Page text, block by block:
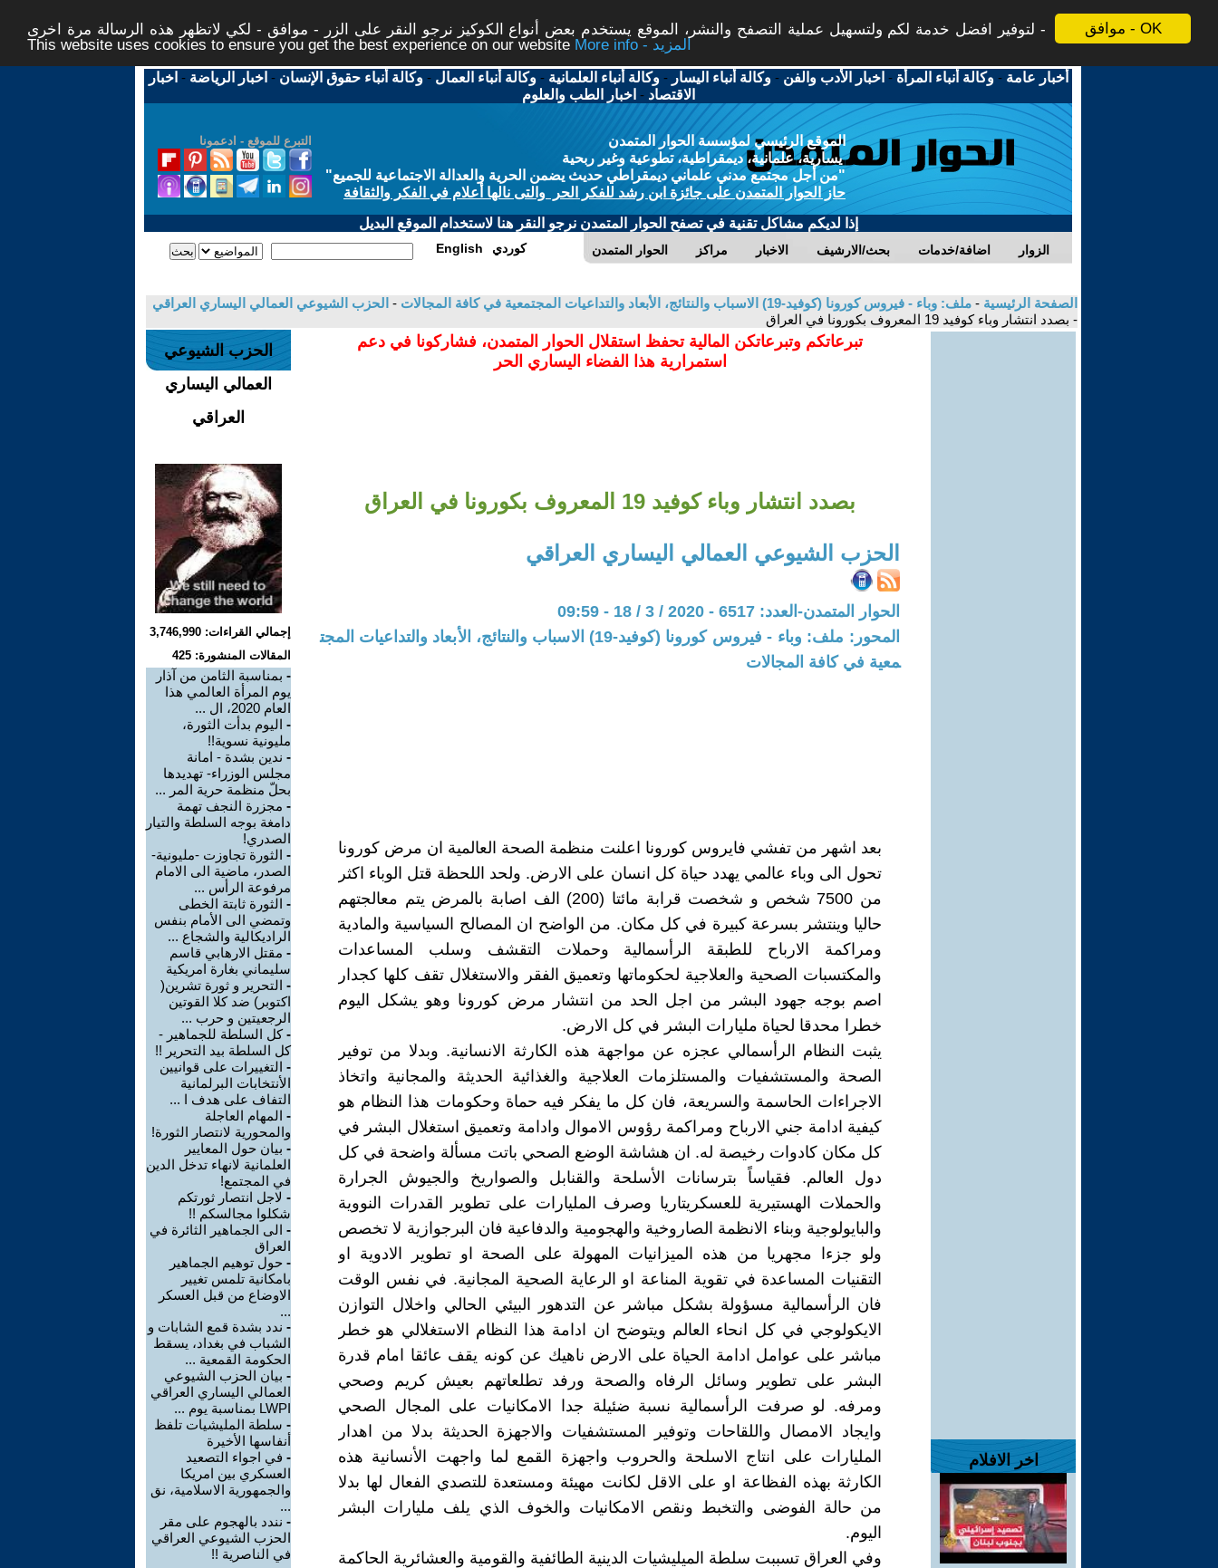
موافق - OK
لتوفير افضل خدمة لكم ولتسهيل عملية التصفح والنشر، الموقع يستخدم بعض أنواع الكوكيز نرجو النقر على الزر - موافق - لكي لاتظهر هذه الرسالة مرة اخرى -
This website uses cookies to ensure you get the best experience on our website
More info - المزيد
أخبار عامة -وكالة أنباء المرأة - اخبار الأدب والفن -وكالة أنباء اليسار -وكالة أنباء العلمانية -وكالة أنباء العمال -وكالة أنباء حقوق الإنسان - اخبار الرياضة - اخبار
الاقتصاد - اخبار الطب والعلوم
التبرع للموقع - ادعمونا
الموقع الرئيسي لمؤسسة الحوار المتمدن
يسارية، علمانية، ديمقراطية، تطوعية وغير ربحية
"من أجل مجتمع مدني علماني ديمقراطي حديث يضمن الحرية والعدالة الاجتماعية للجميع"
حاز الحوار المتمدن على جائزة ابن رشد للفكر الحر والتى نالها أعلام في الفكر والثقافة
إذا لديكم مشاكل تقنية في تصفح الحوار المتمدن نرجو النقر هنا لاستخدام الموقع البديل
الحوار المتمدن مراكز الاخبار بحث/الارشيف اضافة/خدمات الزوار English كوردي
الصفحة الرئيسية - ملف: وباء - فيروس كورونا (كوفيد-19) الاسباب والنتائج، الأبعاد والتداعيات المجتمعية في كافة المجالات - الحزب الشيوعي العمالي اليساري العراقي
- بصدد انتشار وباء كوفيد 19 المعروف بكورونا في العراق
اخر الافلام
تبرعاتكم وتبرعاتكن المالية تحفظ استقلال الحوار المتمدن، فشاركونا في دعم
استمرارية هذا الفضاء اليساري الحر
بصدد انتشار وباء كوفيد 19 المعروف بكورونا في العراق
الحزب الشيوعي العمالي اليساري العراقي
الحوار المتمدن-العدد: 6517 - 2020 / 3 / 18 - 09:59
المحور: ملف: وباء - فيروس كورونا (كوفيد-19) الاسباب والنتائج، الأبعاد والتداعيات المجت
معية في كافة المجالات
بعد اشهر من تفشي فايروس كورونا اعلنت منظمة الصحة العالمية ان مرض كورونا
تحول الى وباء عالمي يهدد حياة كل انسان على الارض. ولحد اللحظة قتل الوباء اكثر
من 7500 شخص و شخصت قرابة مائتا (200) الف اصابة بالمرض يتم معالجتهم
حاليا وينتشر بسرعة كبيرة في كل مكان. من الواضح ان المصالح السياسية والمادية
ومراكمة الارباح للطبقة الرأسمالية وحملات التقشف وسلب المساعدات
والمكتسبات الصحية والعلاجية لحكوماتها وتعميق الفقر والاستغلال تقف كلها كجدار
اصم بوجه جهود البشر من اجل الحد من انتشار مرض كورونا وهو يشكل اليوم
خطرا محدقا لحياة مليارات البشر في كل الارض.
يثبت النظام الرأسمالي عجزه عن مواجهة هذه الكارثة الانسانية. وبدلا من توفير
الصحة والمستشفيات والمستلزمات العلاجية والغذائية الحديثة والمجانية واتخاذ
الاجراءات الحاسمة والسريعة، فان كل ما يفكر فيه حماة وحكومات هذا النظام هو
كيفية ادامة جني الارباح ومراكمة رؤوس الاموال وادامة وتعميق استغلال البشر في
كل مكان كادوات رخيصة له. ان هشاشة الوضع الصحي باتت مسألة واضحة في كل
دول العالم. فقياساً بترسانات الأسلحة والقنابل والصواريخ والجيوش الجرارة
والحملات الهستيرية للعسكريتاريا وصرف المليارات على تطوير القدرات النووية
والبايولوجية وبناء الانظمة الصاروخية والهجومية والدفاعية فان البرجوازية لا تخصص
ولو جزءا مجهريا من هذه الميزانيات المهولة على الصحة او تطوير الادوية او
التقنيات المساعدة في تقوية المناعة او الرعاية الصحية المجانية. في نفس الوقت
فان الرأسمالية مسؤولة بشكل مباشر عن التدهور البيئي الحالي واخلال التوازن
الايكولوجي في كل انحاء العالم ويتوضح ان ادامة هذا النظام الاستغلالي هو خطر
مباشر على عوامل ادامة الحياة على الارض ناهيك عن كونه يقف عائقا امام قدرة
البشر على تطوير وسائل الرفاه والصحة ورفد تطلعاتهم بعيش كريم وصحي
ومرفه. لو صرفت الرأسمالية نسبة ضئيلة جدا الامكانيات على المجال الصحي
وايجاد الامصال واللقاحات وتوفير المستشفيات والاجهزة الحديثة بدلا من اهدار
المليارات على انتاج الاسلحة والحروب واجهزة القمع لما واجهت الأنسانية هذه
الكارثة بهذه الفظاعة او على الاقل لكانت مهيئة ومستعدة للتصدي الفعال لها بدلا
من حالة الفوضى والتخبط ونقص الامكانيات والخوف الذي يلف مليارات البشر
اليوم.
وفي العراق تسببت سلطة الميليشيات الدينية الطائفية والقومية والعشائرية الحاكمة
الحزب الشيوعي
العمالي اليساري
العراقي
إجمالي القراءات: 3,746,990
المقالات المنشورة: 425
- بمناسبة الثامن من آذار
يوم المرأة العالمي هذا
العام 2020، ال ...
- اليوم بدأت الثورة،
مليونية نسوية!!
- ندين بشدة - امانة
مجلس الوزراء- تهديدها
بحلّ منظمة حرية المر ...
- مجزرة النجف تهمة
دامغة بوجه السلطة والتيار
الصدري!
- الثورة تجاوزت -مليونية-
الصدر، ماضية الى الامام
مرفوعة الرأس ...
- الثورة ثابتة الخطى
وتمضي الى الأمام بنفس
الراديكالية والشجاع ...
- مقتل الارهابي قاسم
سليماني بغارة امريكية
- التحرير و ثورة تشرين(
اكتوبر) ضد كلا القوتين
الرجعيتين و حرب ...
-كل السلطة للجماهير -
كل السلطة بيد التحرير !!
- التغييرات على قوانيين
الأنتخابات البرلمانية
التفاف على هدف ا ...
- المهام العاجلة
والمحورية لانتصار الثورة!
- بيان حول المعايير
العلمانية لانهاء تدخل الدين
في المجتمع!
- لاجل انتصار ثورتكم
شكلوا مجالسكم !!
- الى الجماهير الثائرة في
العراق
- حول توهيم الجماهير
بامكانية تلمس تغيير
الاوضاع من قبل العسكر
...
- ندد بشدة قمع الشابات و
الشباب في بغداد، يسقط
الحكومة القمعية ...
- بيان الحزب الشيوعي
العمالي اليساري العراقي
LWPI بمناسبة يوم ...
- سلطة المليشيات تلفظ
أنفاسها الأخيرة
- في اجواء التصعيد
العسكري بين امريكا
والجمهورية الاسلامية، نق
...
- نندد بالهجوم على مقر
الحزب الشيوعي العراقي
في الناصرية !!